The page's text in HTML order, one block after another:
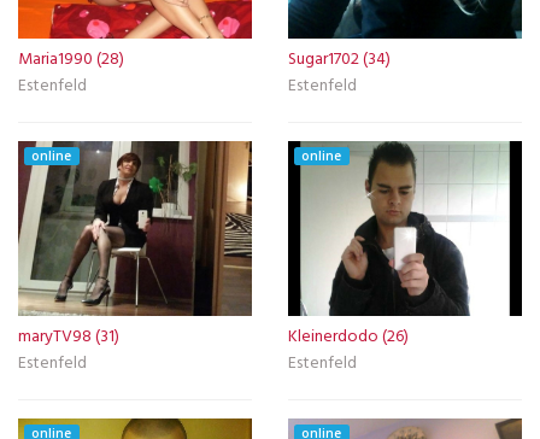
Maria1990 (28)
Estenfeld
Sugar1702 (34)
Estenfeld
online
maryTV98 (31)
Estenfeld
online
Kleinerdodo (26)
Estenfeld
online online